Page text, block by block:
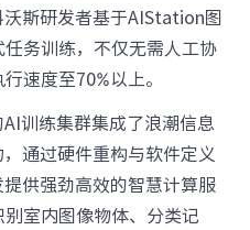
斯研发者基于AIStation图
务训练，不仅无需人工协
速度至70%以上。
训练集群集成了浪潮信息
通过硬件重构与软件定义
供强劲高效的智慧计算服
室内图像物体、分类记